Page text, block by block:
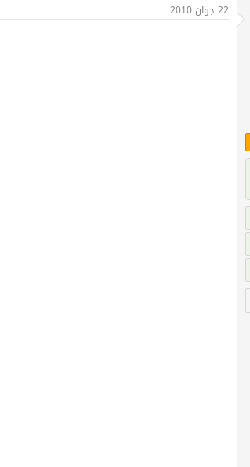
22 جوان 2010